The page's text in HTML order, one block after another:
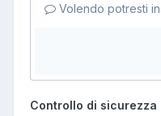
Volendo potresti
Controllo di sicurezza